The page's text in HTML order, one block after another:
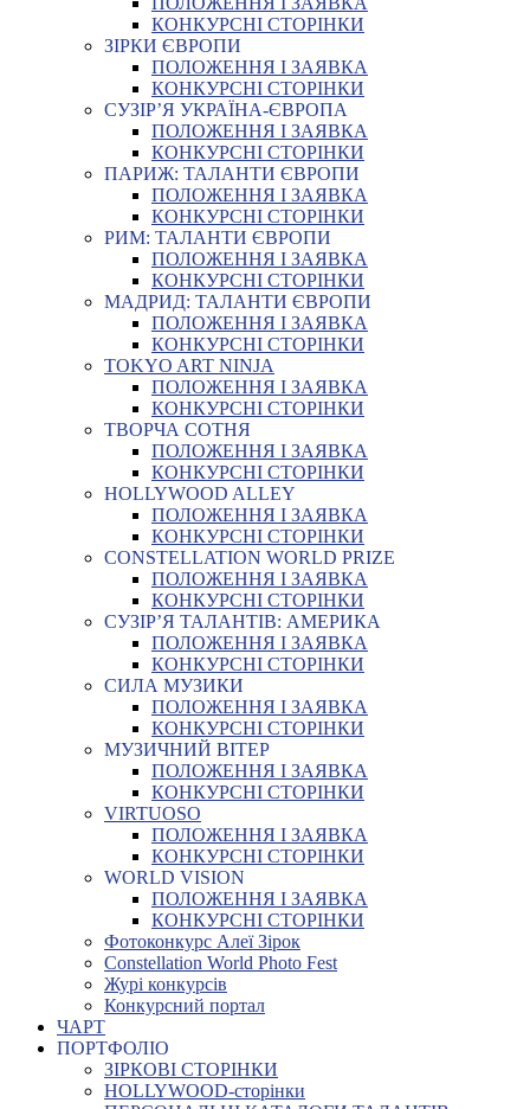
КОНКУРСНІ СТОРІНКИ
ЗІРКИ ЄВРОПИ
ПОЛОЖЕННЯ І ЗАЯВКА
КОНКУРСНІ СТОРІНКИ
СУЗІР’Я УКРАЇНА-ЄВРОПА
ПОЛОЖЕННЯ І ЗАЯВКА
КОНКУРСНІ СТОРІНКИ
ПАРИЖ: ТАЛАНТИ ЄВРОПИ
ПОЛОЖЕННЯ І ЗАЯВКА
КОНКУРСНІ СТОРІНКИ
РИМ: ТАЛАНТИ ЄВРОПИ
ПОЛОЖЕННЯ І ЗАЯВКА
КОНКУРСНІ СТОРІНКИ
МАДРИД: ТАЛАНТИ ЄВРОПИ
ПОЛОЖЕННЯ І ЗАЯВКА
КОНКУРСНІ СТОРІНКИ
TOKYO ART NINJA
ПОЛОЖЕННЯ І ЗАЯВКА
КОНКУРСНІ СТОРІНКИ
ТВОРЧА СОТНЯ
ПОЛОЖЕННЯ І ЗАЯВКА
КОНКУРСНІ СТОРІНКИ
HOLLYWOOD ALLEY
ПОЛОЖЕННЯ І ЗАЯВКА
КОНКУРСНІ СТОРІНКИ
CONSTELLATION WORLD PRIZE
ПОЛОЖЕННЯ І ЗАЯВКА
КОНКУРСНІ СТОРІНКИ
СУЗІР’Я ТАЛАНТІВ: АМЕРИКА
ПОЛОЖЕННЯ І ЗАЯВКА
КОНКУРСНІ СТОРІНКИ
СИЛА МУЗИКИ
ПОЛОЖЕННЯ І ЗАЯВКА
КОНКУРСНІ СТОРІНКИ
МУЗИЧНИЙ ВІТЕР
ПОЛОЖЕННЯ І ЗАЯВКА
КОНКУРСНІ СТОРІНКИ
VIRTUOSO
ПОЛОЖЕННЯ І ЗАЯВКА
КОНКУРСНІ СТОРІНКИ
WORLD VISION
ПОЛОЖЕННЯ І ЗАЯВКА
КОНКУРСНІ СТОРІНКИ
Фотоконкурс Алеї Зірок
Constellation World Photo Fest
Журі конкурсів
Конкурсний портал
ЧАРТ
ПОРТФОЛІО
ЗІРКОВІ СТОРІНКИ
HOLLYWOOD-сторінки